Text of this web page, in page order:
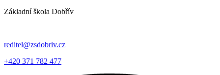
Základní škola Dobřív
reditel@zsdobriv.cz
+420 371 782 477